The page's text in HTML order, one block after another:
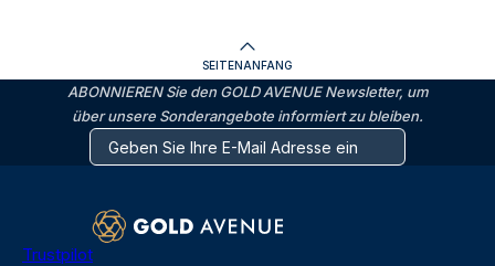
SEITENANFANG
ABONNIEREN Sie den GOLD AVENUE Newsletter, um
über unsere Sonderangebote informiert zu bleiben.
Trustpilot